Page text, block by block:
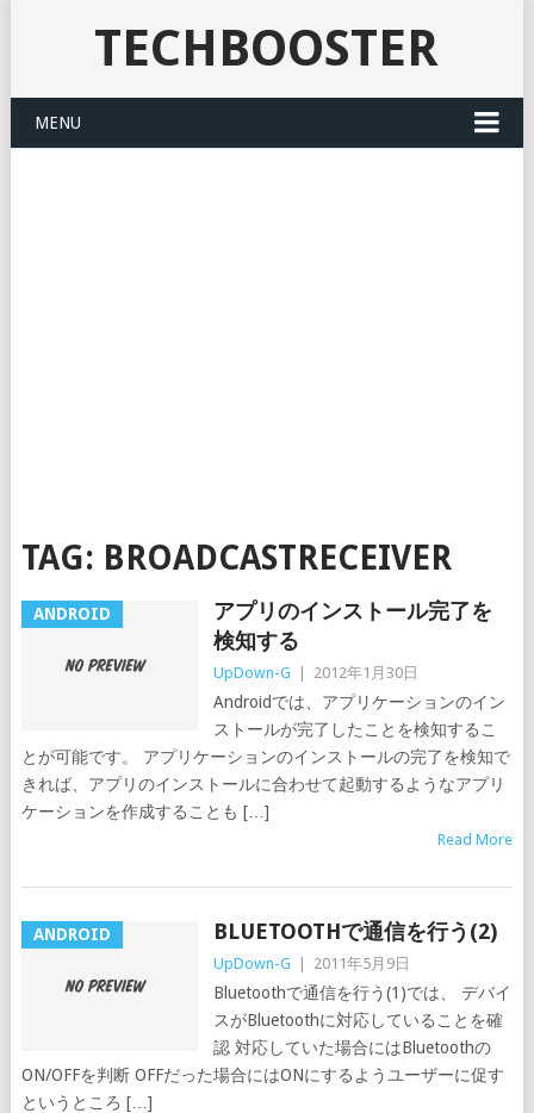
TECHBOOSTER
MENU
TAG: BROADCASTRECEIVER
ANDROID
アプリのインストール完了を
検知する
UpDown-G 2012年1月30日
Androidでは、アプリケーションのイン
ストールが完了したことを検知するこ
とが可能です。 アプリケーションのインストールの完了を検知で
きれば、アプリのインストールに合わせて起動するようなアプリ
ケーションを作成することも […]
Read More
ANDROID BLUETOOTHで通信を行う(2)
UpDown-G 2011年5月9日
Bluetoothで通信を行う(1)では、 デバイ
スがBluetoothに対応していることを確
認 対応していた場合にはBluetoothの
ON/OFFを判断 OFFだった場合にはONにするようユーザーに促す
というところ […]